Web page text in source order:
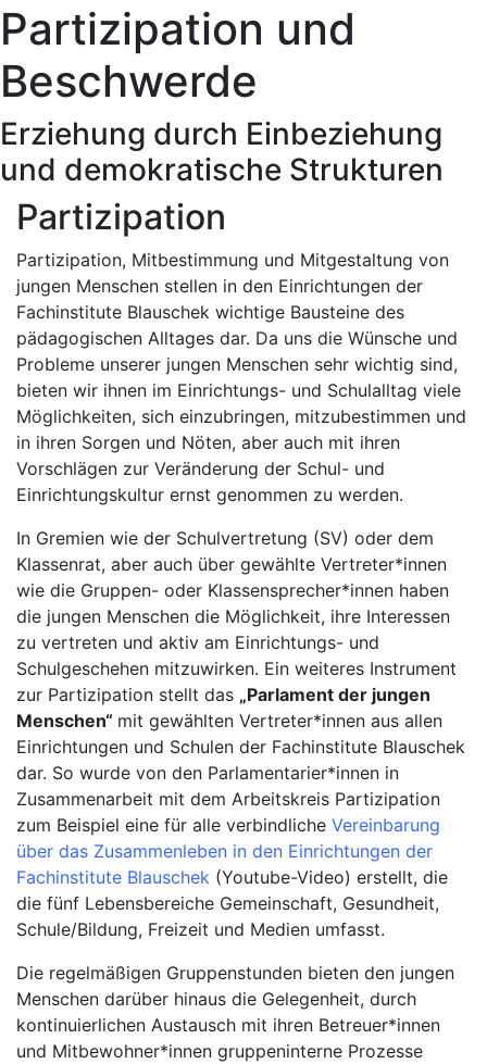
Partizipation und
Beschwerde
Erziehung durch Einbeziehung
und demokratische Strukturen
Partizipation
Partizipation, Mitbestimmung und Mitgestaltung von
jungen Menschen stellen in den Einrichtungen der
Fachinstitute Blauschek wichtige Bausteine des
pädagogischen Alltages dar. Da uns die Wünsche und
Probleme unserer jungen Menschen sehr wichtig sind,
bieten wir ihnen im Einrichtungs- und Schulalltag viele
Möglichkeiten, sich einzubringen, mitzubestimmen und
in ihren Sorgen und Nöten, aber auch mit ihren
Vorschlägen zur Veränderung der Schul- und
Einrichtungskultur ernst genommen zu werden.
In Gremien wie der Schulvertretung (SV) oder dem
Klassenrat, aber auch über gewählte Vertreter*innen
wie die Gruppen- oder Klassensprecher*innen haben
die jungen Menschen die Möglichkeit, ihre Interessen
zu vertreten und aktiv am Einrichtungs- und
Schulgeschehen mitzuwirken. Ein weiteres Instrument
zur Partizipation stellt das „Parlament der jungen
Menschen“ mit gewählten Vertreter*innen aus allen
Einrichtungen und Schulen der Fachinstitute Blauschek
dar. So wurde von den Parlamentarier*innen in
Zusammenarbeit mit dem Arbeitskreis Partizipation
zum Beispiel eine für alle verbindliche Vereinbarung
über das Zusammenleben in den Einrichtungen der
Fachinstitute Blauschek (Youtube-Video) erstellt, die
die fünf Lebensbereiche Gemeinschaft, Gesundheit,
Schule/Bildung, Freizeit und Medien umfasst.
Die regelmäßigen Gruppenstunden bieten den jungen
Menschen darüber hinaus die Gelegenheit, durch
kontinuierlichen Austausch mit ihren Betreuer*innen
und Mitbewohner*innen gruppeninterne Prozesse